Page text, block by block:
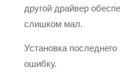
другой драйвер
слишком мал.
Установка
ошибку.